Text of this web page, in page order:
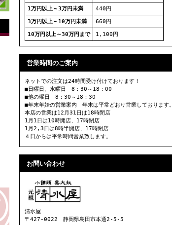
1万円以上～3万円未満
440円
3万円以上～10万円未満
660円
10万円以上～30万円まで
1,100円
営業時間のご案内
ネットでの注文は24時間受け付けております！
■日曜日、水曜日 8：30～18：00
■他の曜日 8：30～18：30
■年末年始の営業案内 年末は平常どおり営業しております。
本店の営業は12月31日は18時閉店
1月1日は10時開店、17時閉店
1月2,3日は8時半開店、17時閉店
４日からは平常時間営業致します。
お問い合わせ
清水屋
〒427-0022 静岡県島田市本通2-5-5